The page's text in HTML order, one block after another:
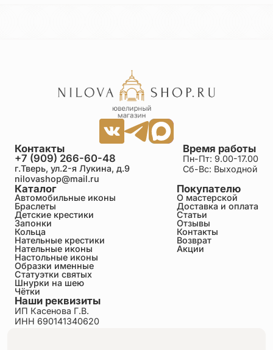
Каталог
Автомобильные иконы
Браслеты
Детские крестики
Запонки
Кольца
Нательные крестики
Нательные иконы
Настольные иконы
Образки именные
Статуэтки святых
Шнурки на шею
Чётки
Покупателю
О мастерской
Доставка и оплата
Статьи
Отзывы
Контакты
Возврат
Акции
Время работы
Пн-Пт: 9.00-17.00
Сб-Вс: Выходной
Контакты
+7 (909) 266-60-48
г.Тверь, ул.2-я Лукина, д.9
nilovashop@mail.ru
Наши реквизиты
ИП Касенова Г.В.
ИНН 690141340620